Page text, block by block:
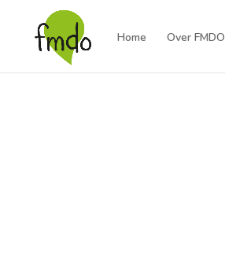
Home Over FMDO